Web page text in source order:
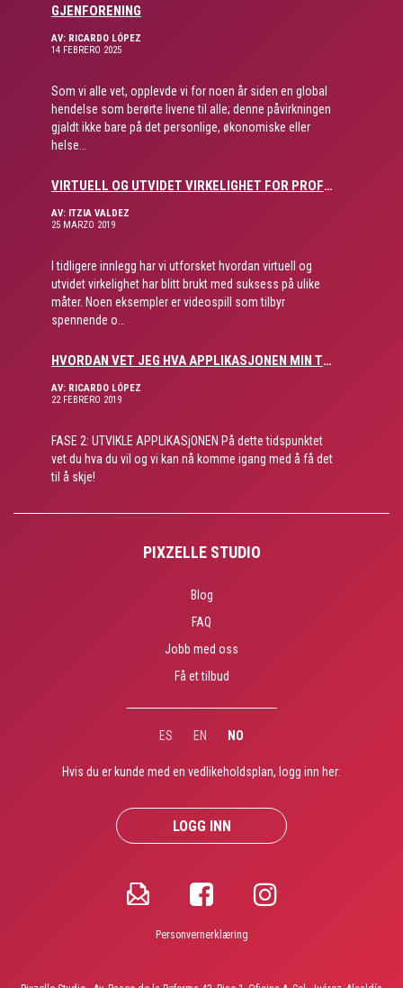
GJENFORENING
AV: RICARDO LÓPEZ
14 FEBRERO 2025
Som vi alle vet, opplevde vi for noen år siden en global
hendelse som berørte livene til alle; denne påvirkningen
gjaldt ikke bare på det personlige, økonomiske eller
helse…
VIRTUELL OG UTVIDET VIRKELIGHET FOR PROFESJONELL OPPLÆRING
AV: ITZIA VALDEZ
25 MARZO 2019
I tidligere innlegg har vi utforsket hvordan virtuell og
utvidet virkelighet har blitt brukt med suksess på ulike
måter. Noen eksempler er videospill som tilbyr
spennende o…
HVORDAN VET JEG HVA APPLIKASJONEN MIN TRENGER? PART 2
AV: RICARDO LÓPEZ
22 FEBRERO 2019
FASE 2: UTVIKLE APPLIKASjONEN På dette tidspunktet
vet du hva du vil og vi kan nå komme igang med å få det
til å skje!
PIXZELLE STUDIO
Blog
FAQ
Jobb med oss
Få et tilbud
ES EN NO
Hvis du er kunde med en vedlikeholdsplan, logg inn her­:
LOGG INN
Personvernerklæring